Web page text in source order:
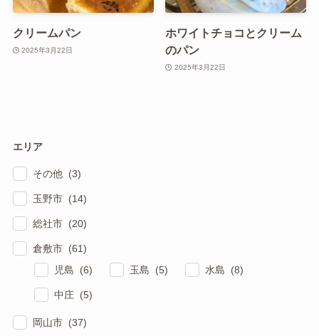
クリームパン
2025年3月22日
ホワイトチョコとクリーム
のパン
2025年3月22日
エリア
その他 (3)
玉野市 (14)
総社市 (20)
倉敷市 (61)
児島 (6)
玉島 (5) 水島 (8)
中庄 (5)
岡山市 (37)